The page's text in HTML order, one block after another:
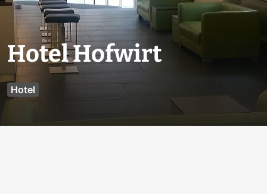
Hotel Hofwirt
Hotel